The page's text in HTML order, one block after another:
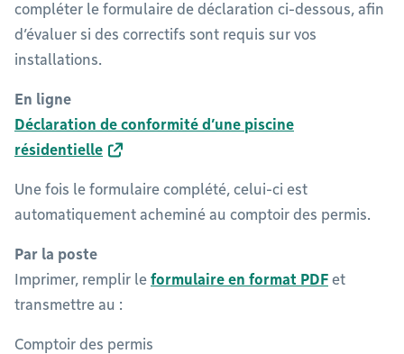
compléter le formulaire de déclaration ci-dessous, afin
d’évaluer si des correctifs sont requis sur vos
installations.
En ligne
Déclaration de conformité d’une piscine
résidentielle
Une fois le formulaire complété, celui-ci est
automatiquement acheminé au comptoir des permis.
Par la poste
Imprimer, remplir le formulaire en format PDF et
transmettre au :
Comptoir des permis